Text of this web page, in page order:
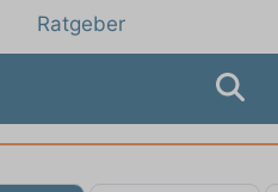
Ratgeber